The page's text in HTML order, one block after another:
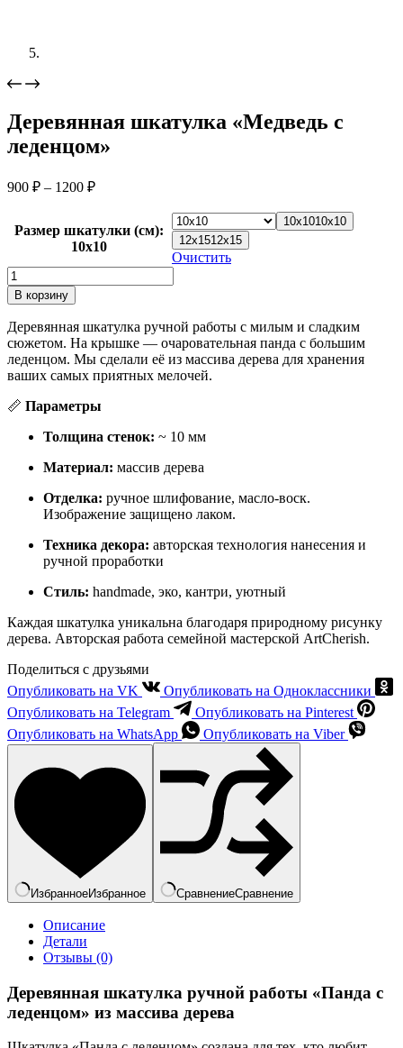
Деревянная шкатулка «Медведь с
леденцом»
900 ₽ – 1200 ₽Диапазон
–
1200 ₽
Размер шкатулки (см):
10x10
10x1010x10
12x1512x15
Очистить
Количество
товара
Деревянная
шкатулка
"Медведь
с
леденцом"
В корзину
Деревянная шкатулка ручной работы с милым и сладким
сюжетом. На крышке — очаровательная панда с большим
леденцом. Мы сделали её из массива дерева для хранения
ваших самых приятных мелочей.
📏 Параметры
Толщина стенок: ~ 10 мм
Материал: массив дерева
Отделка: ручное шлифование, масло-воск.
Изображение защищено лаком.
Техника декора: авторская технология нанесения и
ручной проработки
Стиль: handmade, эко, кантри, уютный
Каждая шкатулка уникальна благодаря природному рисунку
дерева. Авторская работа семейной мастерской ArtCherish.
Поделиться с друзьями
Опубликовать на VK
Опубликовать на Одноклассники
Опубликовать на Telegram
Опубликовать на Pinterest
Опубликовать на WhatsApp
Опубликовать на Viber
ИзбранноеИзбранное СравнениеСравнение
Описание
Детали
Отзывы (0)
Деревянная шкатулка ручной работы «Панда с
леденцом» из массива дерева